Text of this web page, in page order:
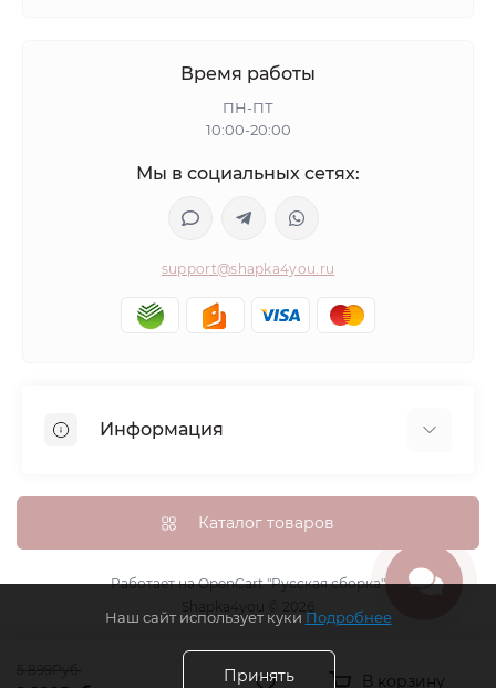
В корзину
Время работы
ПН-ПТ
10:00-20:00
Мы в социальных сетях:
support@shapka4you.ru
Информация
Доставка, оплата и бонусные баллы
Гарантия возврата
Политика конфиденциальности
Контакты
Каталог товаров
Работает наOpenCart "Русская сборка"
Наш сайт использует куки Подробнее
Принять